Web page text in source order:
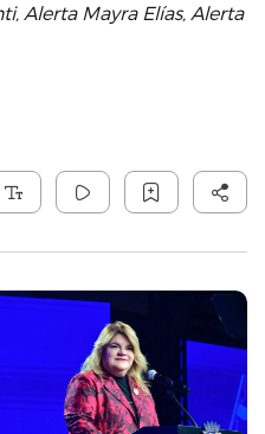
Alerta Mayra Elías, Alerta